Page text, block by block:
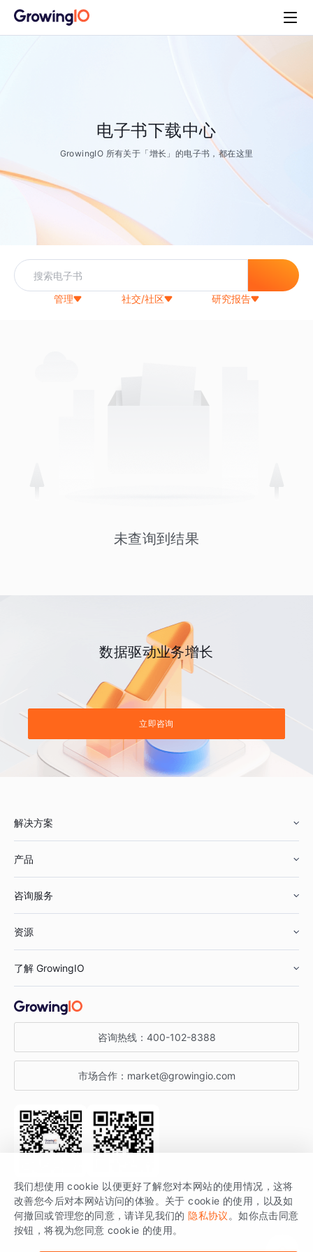
电子书下载中心
GrowingIO 所有关于「增长」的电子书，都在这里
管理 社交/社区 研究报告
未查询到结果
数据驱动业务增长
立即咨询
解决方案
鞋服行业
汽车行业
金融行业
产品
智能运营
获客分析
咨询服务
资源
增长公开课
增长博客
开发者文档
SDK 文档
场景指南
了解 GrowingIO
关于 GrowingIO
增长大会
行业活动
咨询热线： 400-102-8388
市场合作： market@growingio.com
关注公众号 获取更多干货
GrowingIO 是专注于数据智能分析与增长的品牌，核心平台为 GrowingIO
分析云。
我们想使用 cookie 以便更好了解您对本网站的使用情况，这将
改善您今后对本网站访问的体验。关于 cookie 的使用，以及如
何撤回或管理您的同意，请详见我们的 隐私协议 。如你点击同意
按钮，将视为您同意 cookie 的使用。